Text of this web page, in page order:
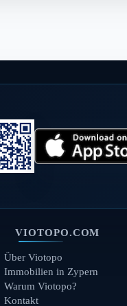
VIOTOPO.COM
Über Viotopo
Immobilien in Zypern
Warum Viotopo?
Kontakt